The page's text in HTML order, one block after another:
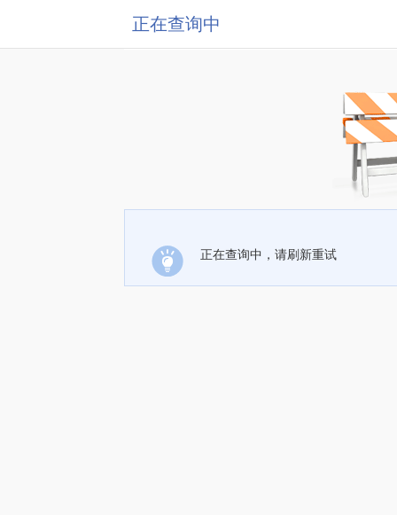
正在查询中
正在查询中，请刷新重试